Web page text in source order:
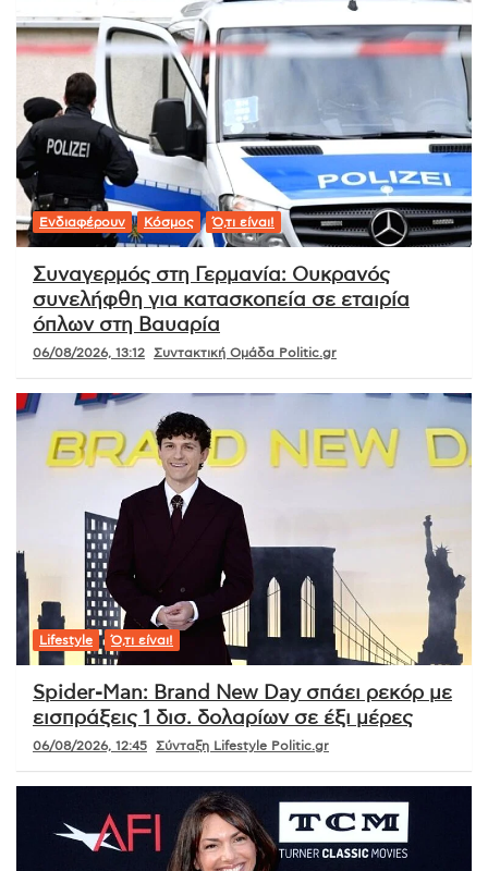
Ενδιαφέρουν Κόσμος Ό,τι είναι!
Συναγερμός στη Γερμανία: Ουκρανός
συνελήφθη για κατασκοπεία σε εταιρία
όπλων στη Βαυαρία
06/08/2026, 13:12 Συντακτική Ομάδα Politic.gr
Lifestyle Ό,τι είναι!
Spider-Man: Brand New Day σπάει ρεκόρ με
εισπράξεις 1 δισ. δολαρίων σε έξι μέρες
06/08/2026, 12:45 Σύνταξη Lifestyle Politic.gr